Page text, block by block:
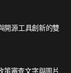
開源工具創新的雙
策審查文字與圖片